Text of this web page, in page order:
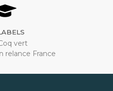
vert
relance France